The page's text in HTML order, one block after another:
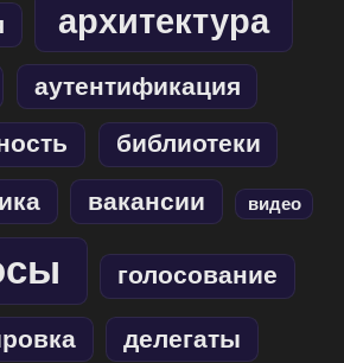
архитектура
аутентификация
библиотеки
вакансии видео
голосование
делегаты